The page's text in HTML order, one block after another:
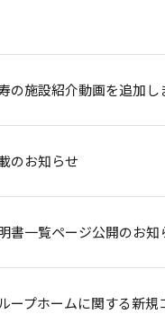
の施設紹介動画を追加し
のお知らせ
書一覧ページ公開のお知
ープホームに関する新